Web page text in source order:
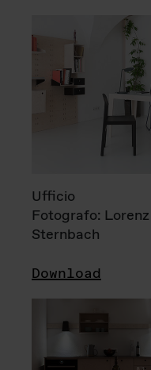
Ufficio
Fotografo: Lorenz
Sternbach
Download